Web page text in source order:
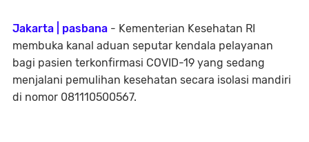
Jakarta | pasbana - Kementerian Kesehatan RI
membuka kanal aduan seputar kendala pelayanan
bagi pasien terkonfirmasi COVID-19 yang sedang
menjalani pemulihan kesehatan secara isolasi mandiri
di nomor 081110500567.